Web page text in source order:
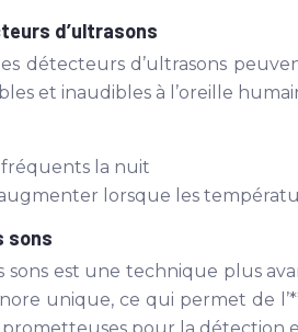
d’ultrasons
détecteurs d’ultrasons
et inaudibles à l’oreille
fréquents la nuit
lorsque les
sons
sons est une technique plus
unique, ce qui permet de